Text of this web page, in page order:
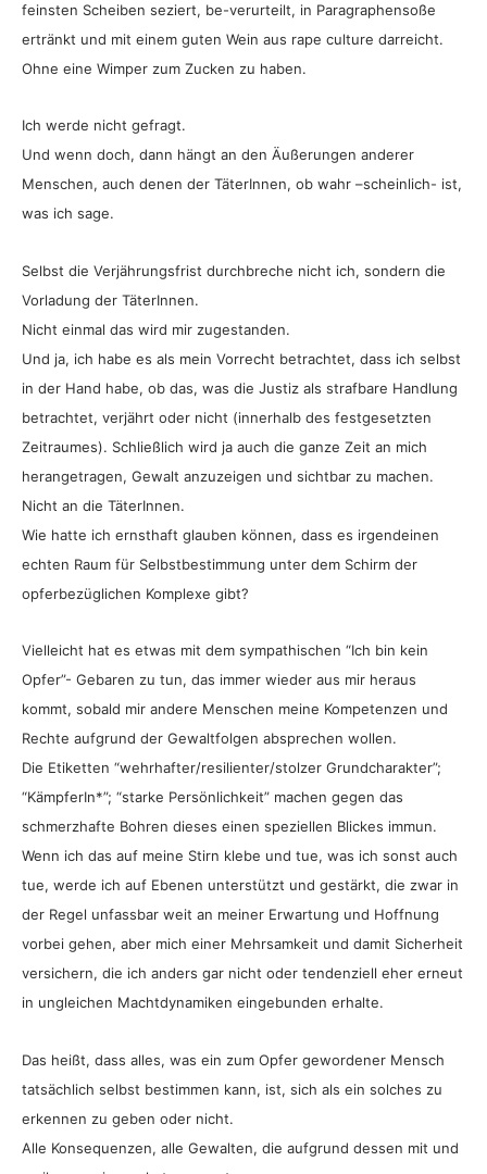
feinsten Scheiben seziert, be-verurteilt, in Paragraphensoße
ertränkt und mit einem guten Wein aus rape culture darreicht.
Ohne eine Wimper zum Zucken zu haben.
Ich werde nicht gefragt.
Und wenn doch, dann hängt an den Äußerungen anderer
Menschen, auch denen der TäterInnen, ob wahr –scheinlich- ist,
was ich sage.
Selbst die Verjährungsfrist durchbreche nicht ich, sondern die
Vorladung der TäterInnen.
Nicht einmal das wird mir zugestanden.
Und ja, ich habe es als mein Vorrecht betrachtet, dass ich selbst
in der Hand habe, ob das, was die Justiz als strafbare Handlung
betrachtet, verjährt oder nicht (innerhalb des festgesetzten
Zeitraumes). Schließlich wird ja auch die ganze Zeit an mich
herangetragen, Gewalt anzuzeigen und sichtbar zu machen.
Nicht an die TäterInnen.
Wie hatte ich ernsthaft glauben können, dass es irgendeinen
echten Raum für Selbstbestimmung unter dem Schirm der
opferbezüglichen Komplexe gibt?
Vielleicht hat es etwas mit dem sympathischen “Ich bin kein
Opfer”- Gebaren zu tun, das immer wieder aus mir heraus
kommt, sobald mir andere Menschen meine Kompetenzen und
Rechte aufgrund der Gewaltfolgen absprechen wollen.
Die Etiketten “wehrhafter/resilienter/stolzer Grundcharakter”;
“KämpferIn*”; “starke Persönlichkeit” machen gegen das
schmerzhafte Bohren dieses einen speziellen Blickes immun.
Wenn ich das auf meine Stirn klebe und tue, was ich sonst auch
tue, werde ich auf Ebenen unterstützt und gestärkt, die zwar in
der Regel unfassbar weit an meiner Erwartung und Hoffnung
vorbei gehen, aber mich einer Mehrsamkeit und damit Sicherheit
versichern, die ich anders gar nicht oder tendenziell eher erneut
in ungleichen Machtdynamiken eingebunden erhalte.
Das heißt, dass alles, was ein zum Opfer gewordener Mensch
tatsächlich selbst bestimmen kann, ist, sich als ein solches zu
erkennen zu geben oder nicht.
Alle Konsequenzen, alle Gewalten, die aufgrund dessen mit und